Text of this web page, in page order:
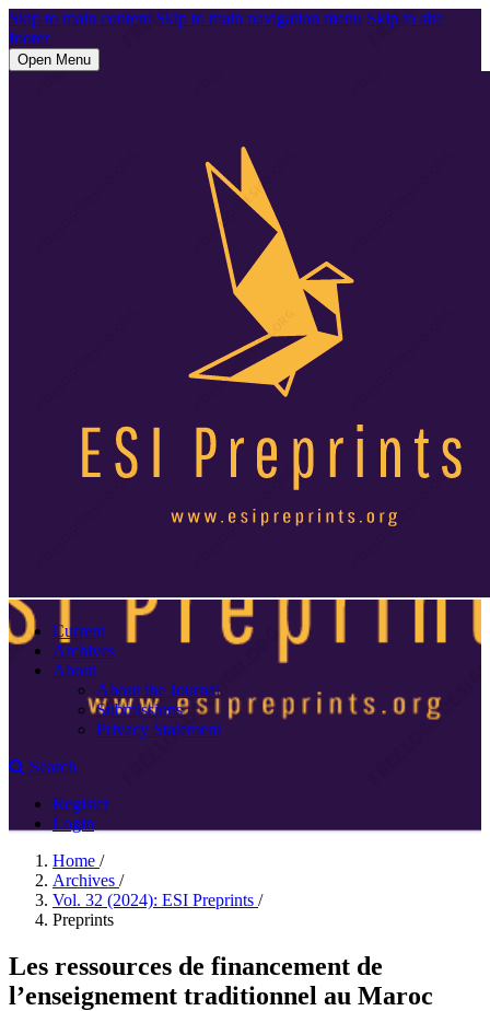
Skip to main content Skip to main navigation menu Skip to site
footer
Open Menu
Current
Archives
About
About the Journal
Submissions
Privacy Statement
Search
Register
Login
Home /
Archives /
Vol. 32 (2024): ESI Preprints /
Preprints
Les ressources de financement de
l’enseignement traditionnel au Maroc